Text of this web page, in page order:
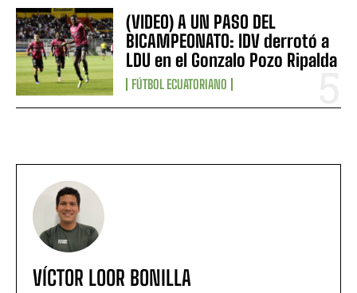
(VIDEO) A UN PASO DEL
BICAMPEONATO: IDV derrotó a
LDU en el Gonzalo Pozo Ripalda
FÚTBOL ECUATORIANO
VÍCTOR LOOR BONILLA